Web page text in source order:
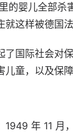
的婴儿全部
这样被德国法
了国际社会对
童，以及保
1949 年 11 月